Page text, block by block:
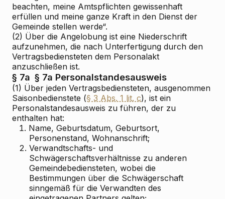
beachten, meine Amtspflichten gewissenhaft
erfüllen und meine ganze Kraft in den Dienst der
Gemeinde stellen werde“.
(2) Über die Angelobung ist eine Niederschrift
aufzunehmen, die nach Unterfertigung durch den
Vertragsbediensteten dem Personalakt
anzuschließen ist.
§ 7a § 7a Personalstandesausweis
(1) Über jeden Vertragsbediensteten, ausgenommen
Saisonbedienstete (§ 3 Abs. 1 lit. c), ist ein
Personalstandesausweis zu führen, der zu
enthalten hat:
1. Name, Geburtsdatum, Geburtsort,
Personenstand, Wohnanschrift;
2. Verwandtschafts- und
Schwägerschaftsverhältnisse zu anderen
Gemeindebediensteten, wobei die
Bestimmungen über die Schwägerschaft
sinngemäß für die Verwandten des